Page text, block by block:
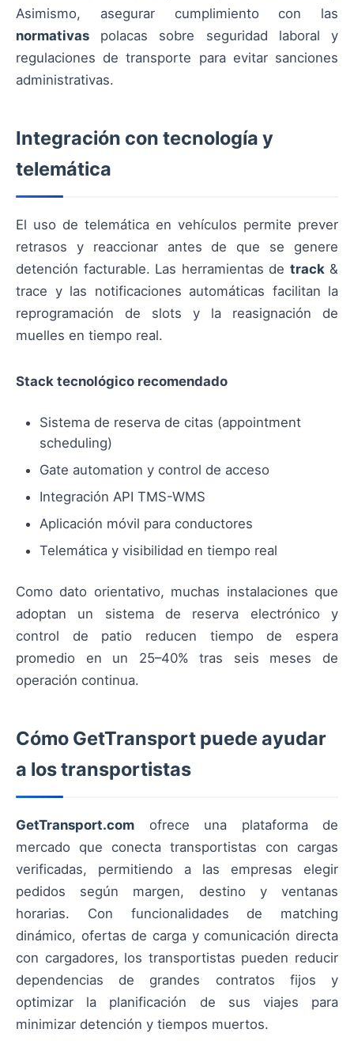
Asimismo, asegurar cumplimiento con las
normativas polacas sobre seguridad laboral y
regulaciones de transporte para evitar sanciones
administrativas.
Integración con tecnología y
telemática
El uso de telemática en vehículos permite prever
retrasos y reaccionar antes de que se genere
detención facturable. Las herramientas de track &
trace y las notificaciones automáticas facilitan la
reprogramación de slots y la reasignación de
muelles en tiempo real.
Stack tecnológico recomendado
Sistema de reserva de citas (appointment
scheduling)
Gate automation y control de acceso
Integración API TMS-WMS
Aplicación móvil para conductores
Telemática y visibilidad en tiempo real
Como dato orientativo, muchas instalaciones que
adoptan un sistema de reserva electrónico y
control de patio reducen tiempo de espera
promedio en un 25–40% tras seis meses de
operación continua.
Cómo GetTransport puede ayudar
a los transportistas
GetTransport.com ofrece una plataforma de
mercado que conecta transportistas con cargas
verificadas, permitiendo a las empresas elegir
pedidos según margen, destino y ventanas
horarias. Con funcionalidades de matching
dinámico, ofertas de carga y comunicación directa
con cargadores, los transportistas pueden reducir
dependencias de grandes contratos fijos y
optimizar la planificación de sus viajes para
minimizar detención y tiempos muertos.